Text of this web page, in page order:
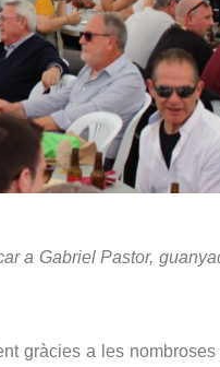
Gabriel Pastor,
gràcies a les